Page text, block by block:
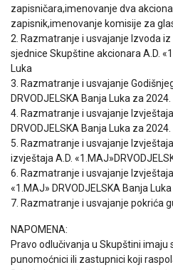
zapisničara,imenovanje dva
zapisnik,imenovanje komisije za
2. Razmatranje i usvajanje Izvoda
sjednice Skupštine akcionara A.D.
Luka
3. Razmatranje i usvajanje
DRVODJELSKA Banja Luka za
4. Razmatranje i usvajanje
DRVODJELSKA Banja Luka za
5. Razmatranje i usvajanje
izvještaja A.D.
6. Razmatranje i usvajanje
«1.MAJ» DRVODJELSKA Banja
7. Razmatranje i usvajanje pokrića
NAPOMENA:
Pravo odlučivanja u Skupštini imaju
punomoćnici ili zastupnici koji